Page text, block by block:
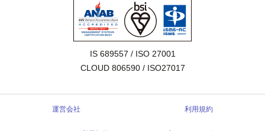
IS 689557 / ISO 27001
CLOUD 806590 / ISO27017
運営会社 利用規約